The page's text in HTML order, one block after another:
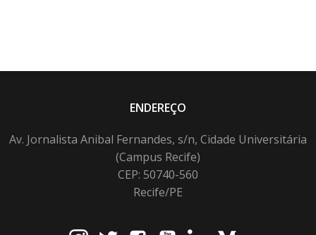
ENDEREÇO
Av. Jornalista Anibal Fernandes, s/n, Cidade Universitária
(Campus Recife)
CEP: 50740-560
Recife/PE